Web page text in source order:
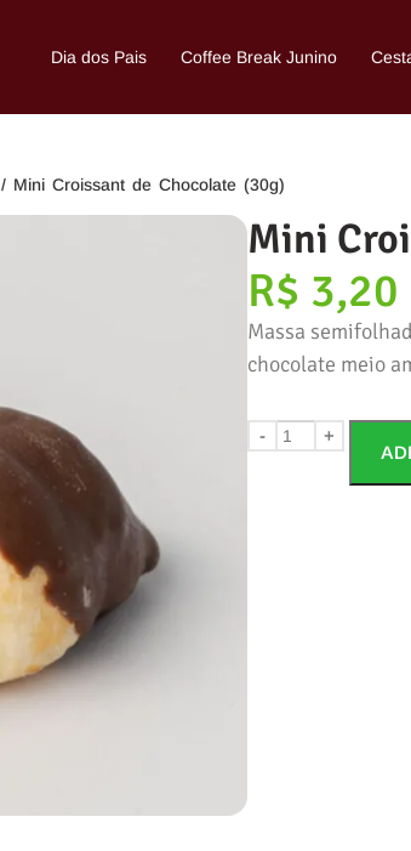
Dia dos Pais Coffee Break Junino
/ Mini Croissant de Chocolate (30g)
Mini
R$ 3,20
Massa
chocolate meio
-
+